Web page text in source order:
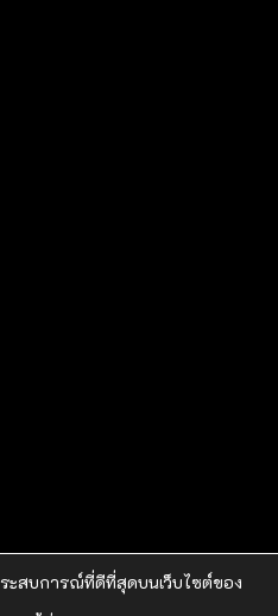
ะสบการณ์ที่ดีที่สุดบนเว็บไซต์ของ